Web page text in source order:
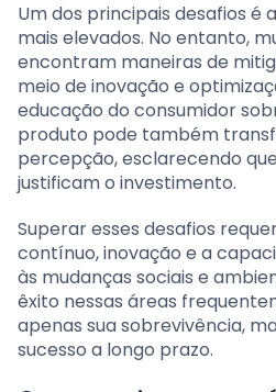
Um dos principais desafios é
mais elevados. No entanto,
encontram maneiras de
meio de inovação e
educação do consumidor
produto pode também
percepção, esclarecendo
justificam o investimento.
Superar esses desafios
contínuo, inovação e a
às mudanças sociais e
êxito nessas áreas
apenas sua sobrevivência,
sucesso a longo prazo.